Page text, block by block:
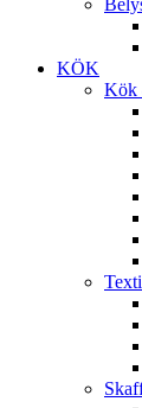
KÖK
Kök